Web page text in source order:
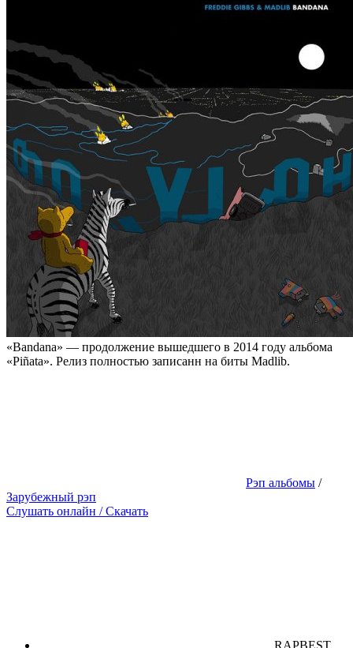
«Bandana» — продолжение вышедшего в 2014 году альбома
«Piñata». Релиз полностью записанн на биты Madlib.
Рэп альбомы /
Зарубежный рэп
Слушать онлайн / Скачать